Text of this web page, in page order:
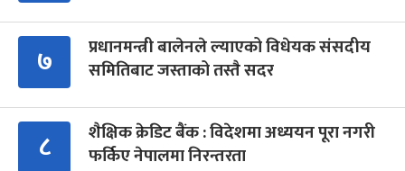
७
प्रधानमन्त्री बालेनले ल्याएको विधेयक संसदीय
समितिबाट जस्ताको तस्तै सदर
८
शैक्षिक क्रेडिट बैंक : विदेशमा अध्ययन पूरा नगरी
फर्किए नेपालमा निरन्तरता